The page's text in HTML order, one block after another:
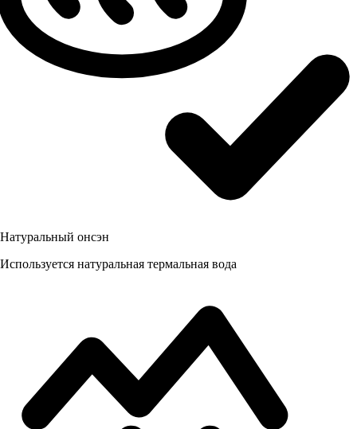
Натуральный онсэн
Используется натуральная термальная вода